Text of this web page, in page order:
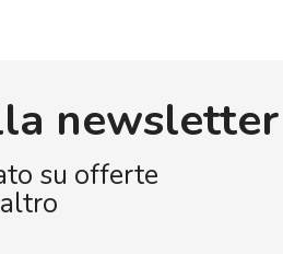
newsletter
su offerte